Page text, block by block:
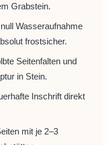
Grabstein.
Wasseraufnahme
frostsicher.
Seitenfalten und
in Stein.
Inschrift direkt
mit je 2–3